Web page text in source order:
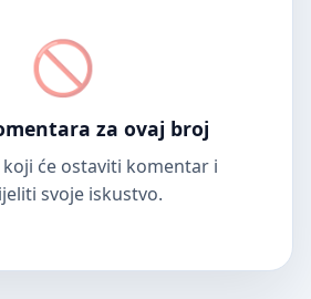
za ovaj broj
će ostaviti komentar i
svoje iskustvo.